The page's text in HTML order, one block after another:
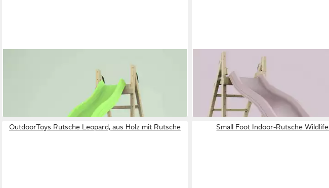
Rutsche Löwe 175 cm, aus Holz mit Rutsche
OUTDOORTOYS
Rutsche Luchs, aus Holz mit Rutsche
299,00 € UVP 399,00 €
-25%
lieferbar in 3 Wochen
OutdoorToys Rutsche Leopard, aus Holz mit Rutsche Small Foot Indoor-Rutsche